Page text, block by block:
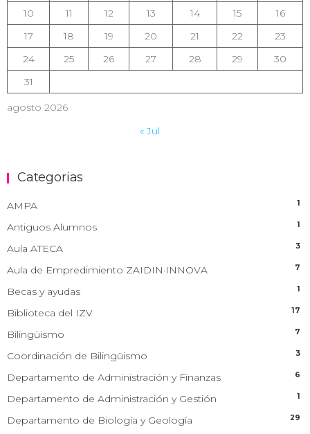
agosto 2026
10 11 12 13 14 15
16
17
18 19 20 21 22
23
24
25 26 27 28 29
30
31
« Jul
Categorias
AMPA 1
Antiguos Alumnos 1
Aula ATECA 3
Aula de Empredimiento ZAIDIN·INNOVA 7
Becas y ayudas 1
Biblioteca del IZV 17
Bilingüismo 7
Coordinación de Bilingüismo 3
Departamento de Administración y Finanzas 6
Departamento de Administración y Gestión 1
Departamento de Biología y Geología 29